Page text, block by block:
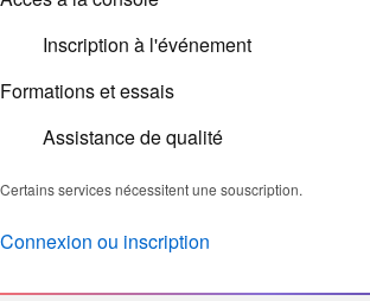
Inscription à l'événement
Formations et essais
Assistance de qualité
Certains services nécessitent une souscription.
Connexion ou inscription